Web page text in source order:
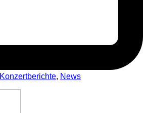
Konzertberichte, News